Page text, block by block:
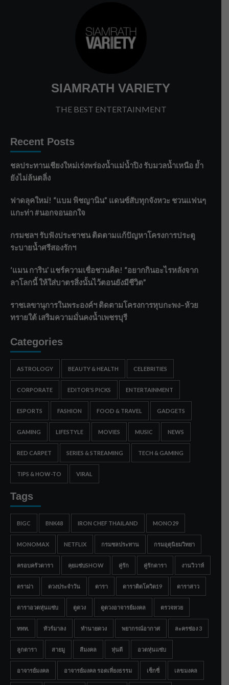
SIAMRATH VARIETY
THE BEST ENTERTAINMENT
Recent Posts
ชลประทานเชียงใหม่เร่งพร่องน้ำแม่น้ำปิง รับมวลน้ำเหนือ ย้ำ
ยังไม่ล้นตลิ่ง
ฟาดลุคใหม่! “แบม พิชญานิน” แดนซ์สับทุกจังหวะ ชวนแฟนๆ
แกะท่า #นอกจอนอกใจ
กรมชลฯ รับฟังประชาชน ติดตามแก้ปัญหาโครงการประตู
ระบายน้ำศรีสองรักฯ
‘แมน การิน’ แชร์ความเชื่อชวนคิด! “อยากกินอะไรหลังจาก
ลาโลกนี้ ให้ใส่บาตรสิ่งนั้นไว้ตอนยังมีชีวิต”
ราชเลขานุการในพระองค์ฯ ติดตามโครงการหุบกะพง–ห้วย
ทรายใต้ เสริมความมั่นคงน้ำเพชรบุรี
Categories
ASTROLOGY BEAUTY & HEALTH CELEBRITIES
CORPORATE EDITOR'S PICKS ENTERTAINMENT
ESPORTS FASHION FOOD & TRAVEL GADGETS
GAMING LIFESTYLE MOVIES MUSIC NEWS
RED CARPET SERIES & STREAMING TECH & GAMING
TIPS & HOW-TO VIRAL
Tags
BIGC BNK48 IRON CHEF THAILAND MONO29
MONOMAX NETFLIX กรมชลประทาน กรมอุตุนิยมวิทยา
ครอบครัวดารา คุยแซ่บSHOW คู่รัก คู่รักดารา งานวิวาห์
ดราม่า ดวงประจำวัน ดารา ดาราติดโควิด19 ดาราสาว
ดาราอวดหุ่นแซ่บ ดูดวง ดูดวงอาจารย์มงคล ตรวจหวย
ททท. ทัวร์มาลง ทำนายดวง พยากรณ์อากาศ ละครช่อง 3
ลูกดารา สายมู สีมงคล หุ่นดี อวดหุ่นแซ่บ
อาจารย์มงคล อาจารย์มงคล รอดเที่ยงธรรม เซ็กซี่ เลขมงคล